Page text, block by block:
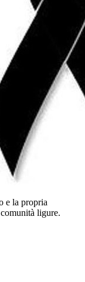
e la propria
ligure.